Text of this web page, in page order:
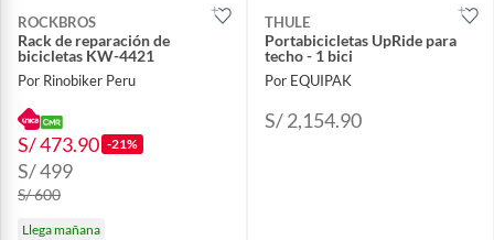
ROCKBROS
Rack de reparación de
bicicletas KW-4421
Por Rinobiker Peru
S/ 473.90 -21%
S/ 499
S/ 600
Llega mañana
THULE
Portabicicletas UpRide para
techo - 1 bici
Por EQUIPAK
S/ 2,154.90